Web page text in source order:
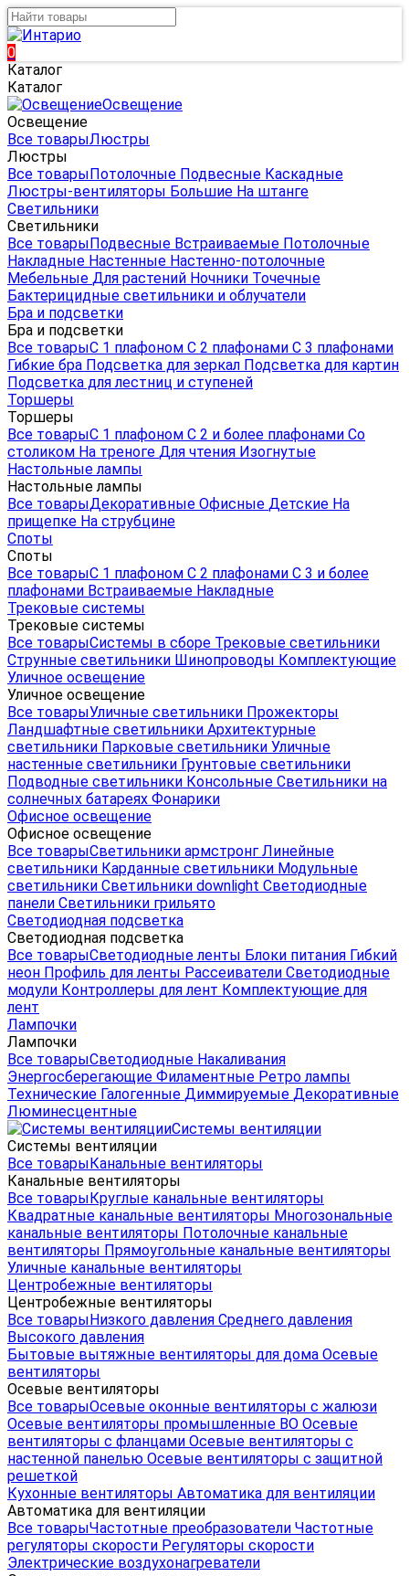
0
Каталог
Каталог
Освещение
Освещение
Все товарыЛюстры
Люстры
Все товарыПотолочные Подвесные Каскадные
Люстры-вентиляторы Большие На штанге
Светильники
Светильники
Все товарыПодвесные Встраиваемые Потолочные
Накладные Настенные Настенно-потолочные
Мебельные Для растений Ночники Точечные
Бактерицидные светильники и облучатели
Бра и подсветки
Бра и подсветки
Все товарыС 1 плафоном С 2 плафонами С 3 плафонами
Гибкие бра Подсветка для зеркал Подсветка для картин
Подсветка для лестниц и ступеней
Торшеры
Торшеры
Все товарыС 1 плафоном С 2 и более плафонами Со
столиком На треноге Для чтения Изогнутые
Настольные лампы
Настольные лампы
Все товарыДекоративные Офисные Детские На
прищепке На струбцине
Споты
Споты
Все товарыС 1 плафоном С 2 плафонами С 3 и более
плафонами Встраиваемые Накладные
Трековые системы
Трековые системы
Все товарыСистемы в сборе Трековые светильники
Струнные светильники Шинопроводы Комплектующие
Уличное освещение
Уличное освещение
Все товарыУличные светильники Прожекторы
Ландшафтные светильники Архитектурные
светильники Парковые светильники Уличные
настенные светильники Грунтовые светильники
Подводные светильники Консольные Светильники на
солнечных батареях Фонарики
Офисное освещение
Офисное освещение
Все товарыСветильники армстронг Линейные
светильники Карданные светильники Модульные
светильники Светильники downlight Светодиодные
панели Светильники грильято
Светодиодная подсветка
Светодиодная подсветка
Все товарыСветодиодные ленты Блоки питания Гибкий
неон Профиль для ленты Рассеиватели Светодиодные
модули Контроллеры для лент Комплектующие для
лент
Лампочки
Лампочки
Все товарыСветодиодные Накаливания
Энергосберегающие Филаментные Ретро лампы
Технические Галогенные Диммируемые Декоративные
Люминесцентные
Системы вентиляции
Системы вентиляции
Все товарыКанальные вентиляторы
Канальные вентиляторы
Все товарыКруглые канальные вентиляторы
Квадратные канальные вентиляторы Многозональные
канальные вентиляторы Потолочные канальные
вентиляторы Прямоугольные канальные вентиляторы
Уличные канальные вентиляторы
Центробежные вентиляторы
Центробежные вентиляторы
Все товарыНизкого давления Среднего давления
Высокого давления
Бытовые вытяжные вентиляторы для дома Осевые
вентиляторы
Осевые вентиляторы
Все товарыОсевые оконные вентиляторы с жалюзи
Осевые вентиляторы промышленные ВО Осевые
вентиляторы с фланцами Осевые вентиляторы с
настенной панелью Осевые вентиляторы с защитной
решеткой
Кухонные вентиляторы Автоматика для вентиляции
Автоматика для вентиляции
Все товарыЧастотные преобразователи Частотные
регуляторы скорости Регуляторы скорости
Электрические воздухонагреватели